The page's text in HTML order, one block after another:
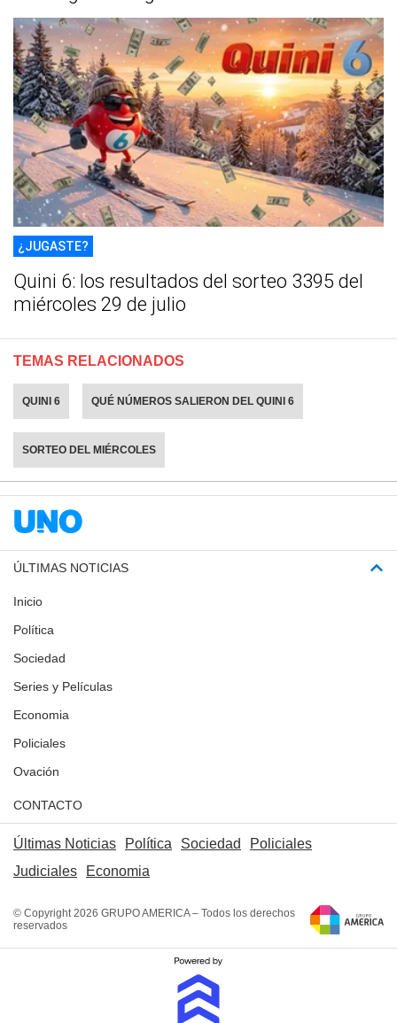
¿JUGASTE?
Quini 6: los resultados del sorteo 3395 del
miércoles 29 de julio
TEMAS RELACIONADOS
QUINI 6 QUÉ NÚMEROS SALIERON DEL QUINI 6
SORTEO DEL MIÉRCOLES
ÚLTIMAS NOTICIAS
Inicio
Política
Sociedad
Series y Películas
Economia
Policiales
Ovación
CONTACTO
Últimas Noticias Política Sociedad
Policiales
Judiciales
Economia
© Copyright 2026 GRUPO AMERICA – Todos los derechos
reservados